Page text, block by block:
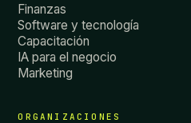
Finanzas
Software y tecnología
Capacitación
IA para el negocio
Marketing
ORGANIZACIONES